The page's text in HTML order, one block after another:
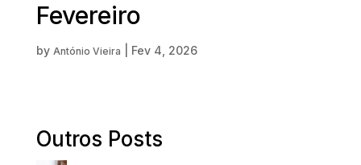
Fevereiro
by António Vieira Fev 4, 2026
Outros Posts